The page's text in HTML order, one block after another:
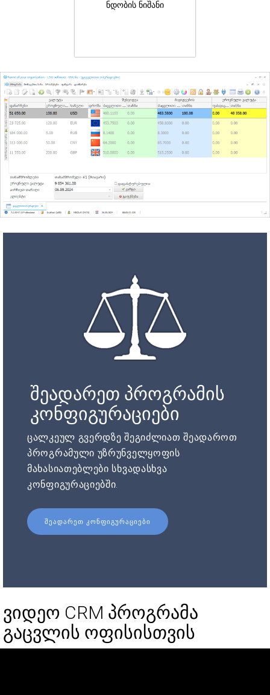
ნდობის ნიშანი
შეადარეთ პროგრამის
კონფიგურაციები
ცალკეულ გვერდზე შეგიძლიათ შეადაროთ
პროგრამული უზრუნველყოფის
მახასიათებლები სხვადასხვა
კონფიგურაციებში.
ᲨᲔᲐᲓᲐᲠᲔᲗ ᲙᲝᲜᲤᲘᲒᲣᲠᲐᲪᲘᲔᲑᲘ
ვიდეო CRM პროგრამა
გაცვლის ოფისისთვის